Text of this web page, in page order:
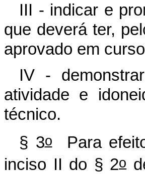
III - indicar e
que deverá ter,
aprovado em
IV -
atividade e
técnico.
§ 3oPara efeito
inciso II do § 2o